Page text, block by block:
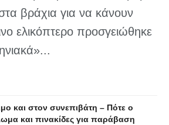
βράχια για να κάνουν
ελικόπτερο προσγειώθηκε
και στον συνεπιβάτη – Πότε ο
και πινακίδες για παράβαση